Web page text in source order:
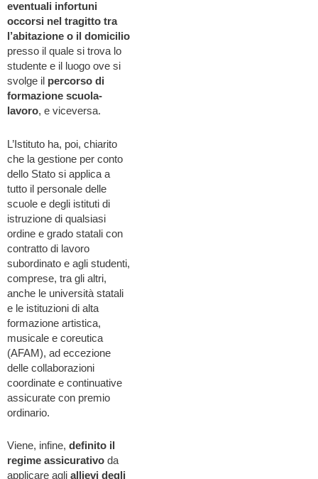
eventuali infortuni
occorsi nel tragitto tra
l’abitazione o il domicilio
presso il quale si trova lo
studente e il luogo ove si
svolge il percorso di
formazione scuola-
lavoro, e viceversa.
L’Istituto ha, poi, chiarito
che la gestione per conto
dello Stato si applica a
tutto il personale delle
scuole e degli istituti di
istruzione di qualsiasi
ordine e grado statali con
contratto di lavoro
subordinato e agli studenti,
comprese, tra gli altri,
anche le università statali
e le istituzioni di alta
formazione artistica,
musicale e coreutica
(AFAM), ad eccezione
delle collaborazioni
coordinate e continuative
assicurate con premio
ordinario.
Viene, infine, definito il
regime assicurativo da
applicare agli allievi degli